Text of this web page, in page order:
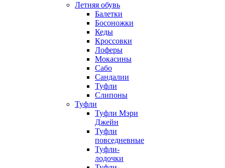
Летняя обувь
Балетки
Босоножки
Кеды
Кроссовки
Лоферы
Мокасины
Сабо
Сандалии
Туфли
Слипоны
Туфли
Туфли Мэри
Джейн
Туфли
повседневные
Туфли-
лодочки